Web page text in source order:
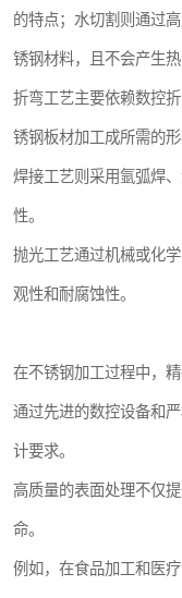
的特点；水切割则通过
锈钢材料，且不会产生热
折弯工艺主要依赖数控
锈钢板材加工成所需的形
焊接工艺则采用氩弧焊
性。
抛光工艺通过机械或化
观性和耐腐蚀性。
在不锈钢加工过程中，
通过先进的数控设备和
计要求。
高质量的表面处理不仅
命。
例如，在食品加工和医